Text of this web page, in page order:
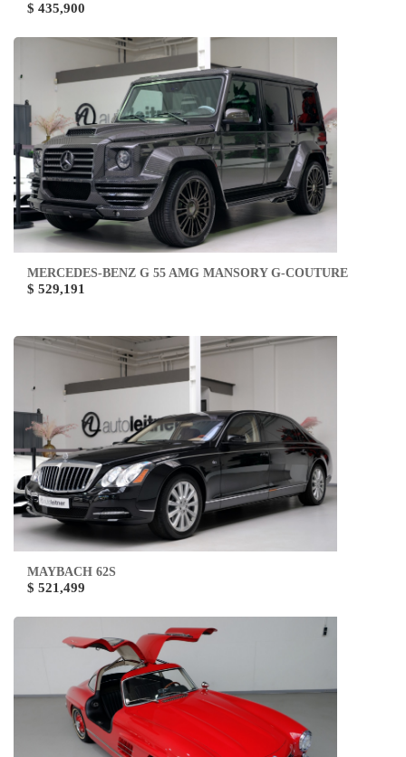
$ 435,900
MERCEDES-BENZ G 55 AMG MANSORY G-COUTURE
$ 529,191
MAYBACH 62S
$ 521,499